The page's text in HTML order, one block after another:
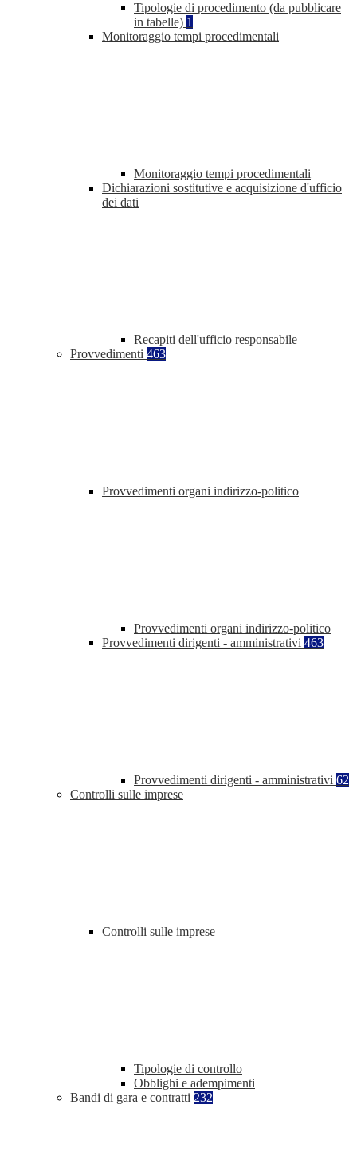
Tipologie di procedimento (da pubblicare
in tabelle) 1
Monitoraggio tempi procedimentali
Monitoraggio tempi procedimentali
Dichiarazioni sostitutive e acquisizione d'ufficio
dei dati
Recapiti dell'ufficio responsabile
Provvedimenti 463
Provvedimenti organi indirizzo-politico
Provvedimenti organi indirizzo-politico
Provvedimenti dirigenti - amministrativi 463
Provvedimenti dirigenti - amministrativi 62
Controlli sulle imprese
Controlli sulle imprese
Tipologie di controllo
Obblighi e adempimenti
Bandi di gara e contratti 232